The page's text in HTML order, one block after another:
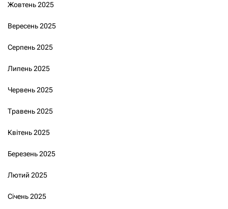
Жовтень 2025
Вересень 2025
Серпень 2025
Липень 2025
Червень 2025
Травень 2025
Квітень 2025
Березень 2025
Лютий 2025
Січень 2025